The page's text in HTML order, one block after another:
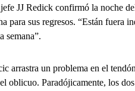
JJ Redick confirmó la noche
para sus regresos. “Están fuera
semana”.
arrastra un problema en el
oblicuo. Paradójicamente, los